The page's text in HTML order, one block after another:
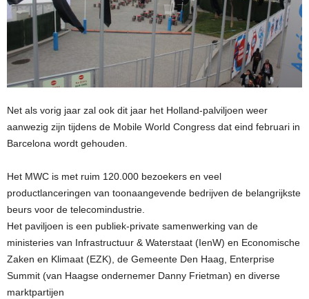
Net als vorig jaar zal ook dit jaar het Holland-palviljoen weer
aanwezig zijn tijdens de Mobile World Congress dat eind februari in
Barcelona wordt gehouden.
Het MWC is met ruim 120.000 bezoekers en veel
productlanceringen van toonaangevende bedrijven de belangrijkste
beurs voor de telecomindustrie.
Het paviljoen is een publiek-private samenwerking van de
ministeries van Infrastructuur & Waterstaat (IenW) en Economische
Zaken en Klimaat (EZK), de Gemeente Den Haag, Enterprise
Summit (van Haagse ondernemer Danny Frietman) en diverse
marktpartijen